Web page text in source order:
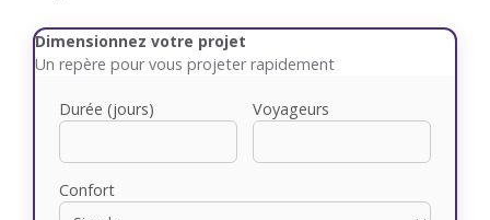
Dimensionnez votre projet
Un repère pour vous projeter rapidement
Durée (jours) Voyageurs
Confort